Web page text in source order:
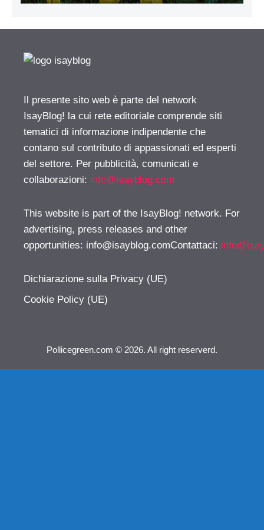
Il presente sito web è parte del network
IsayBlog! la cui rete editoriale comprende siti
tematici di informazione indipendente che
contano sul contributo di appassionati ed esperti
del settore. Per pubblicità, comunicati e
collaborazioni: info@isayblog.com
This website is part of the IsayBlog! network. For
advertising, press releases and other
opportunities: info@isayblog.comContattaci:
Dichiarazione sulla Privacy (UE)
Cookie Policy (UE)
Pollicegreen.com © 2026. All right reserverd.